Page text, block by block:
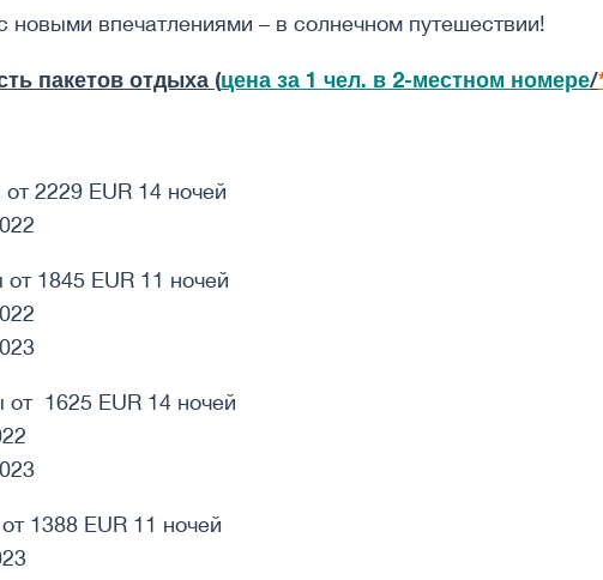
новыми впечатлениями – в солнечном путешествии!
пакетов отдыха (цена за 1 чел. в 2-местном номере/
2229 EUR 14 ночей
1845 EUR 11 ночей
1625 EUR 14 ночей
1388 EUR 11 ночей